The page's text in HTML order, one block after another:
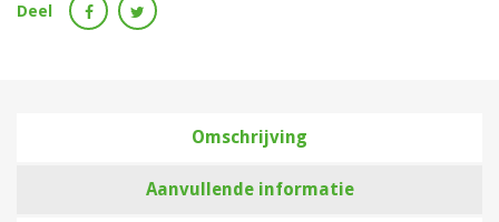
Deel
Omschrijving
Aanvullende informatie